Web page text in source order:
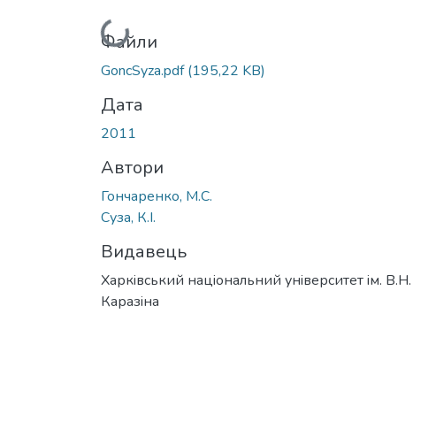
Вантажиться...
Файли
GoncSyza.pdf(195,22 KB)
Дата
2011
Автори
Гончаренко, М.С.
Суза, К.І.
Видавець
Харкiвський нацiональний унiверситет iм. В.Н.
Каразiна